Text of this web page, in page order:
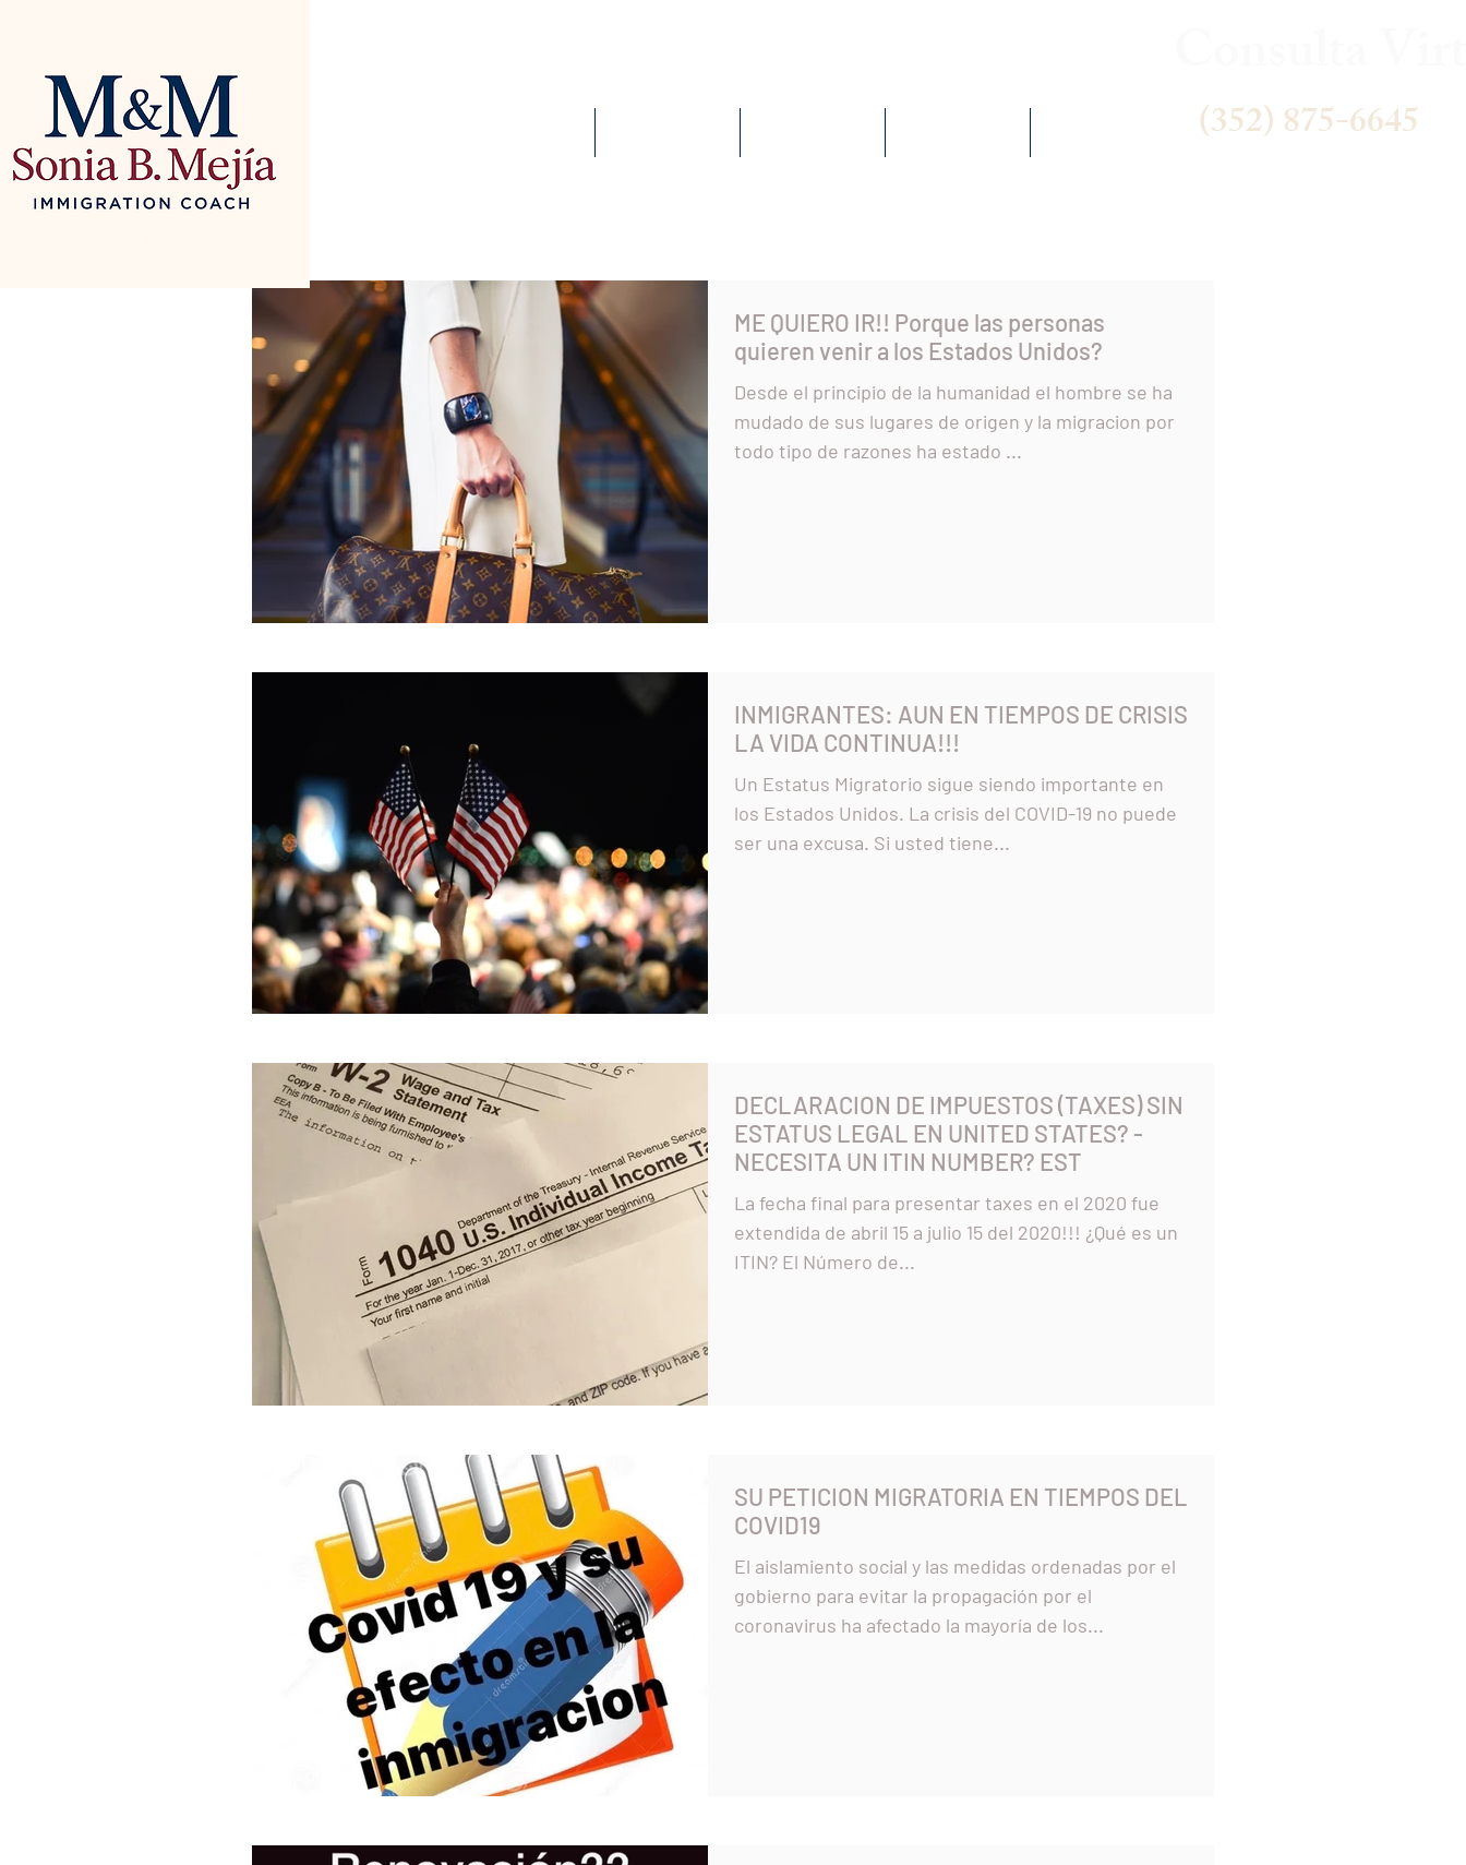
(352) 875-6645
ME QUIERO IR!! Porque las personas
quieren venir a los Estados Unidos?
Desde el principio de la humanidad el hombre se ha
mudado de sus lugares de origen y la migracion por
todo tipo de razones ha estado ...
INMIGRANTES: AUN EN TIEMPOS DE CRISIS
LA VIDA CONTINUA!!!
Un Estatus Migratorio sigue siendo importante en
los Estados Unidos. La crisis del COVID-19 no puede
ser una excusa. Si usted tiene...
DECLARACION DE IMPUESTOS (TAXES) SIN
ESTATUS LEGAL EN UNITED STATES? -
NECESITA UN ITIN NUMBER? EST
La fecha final para presentar taxes en el 2020 fue
extendida de abril 15 a julio 15 del 2020!!! ¿Qué es un
ITIN? El Número de...
SU PETICION MIGRATORIA EN TIEMPOS DEL
COVID19
El aislamiento social y las medidas ordenadas por el
gobierno para evitar la propagación por el
coronavirus ha afectado la mayoría de los...